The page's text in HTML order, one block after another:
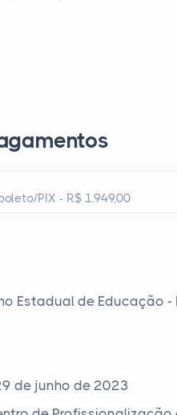
Estadual de Educação -
de junho de 2023